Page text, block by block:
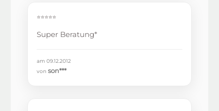
⭐⭐⭐⭐⭐
Super Beratung*
am 09.12.2012
vonson***